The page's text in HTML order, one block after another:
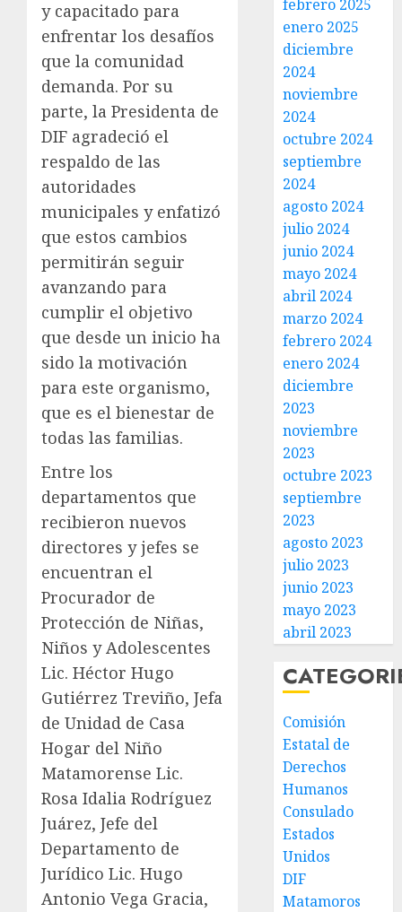
y capacitado para
enfrentar los desafíos
que la comunidad
demanda. Por su
parte, la Presidenta de
DIF agradeció el
respaldo de las
autoridades
municipales y enfatizó
que estos cambios
permitirán seguir
avanzando para
cumplir el objetivo
que desde un inicio ha
sido la motivación
para este organismo,
que es el bienestar de
todas las familias.
Entre los
departamentos que
recibieron nuevos
directores y jefes se
encuentran el
Procurador de
Protección de Niñas,
Niños y Adolescentes
Lic. Héctor Hugo
Gutiérrez Treviño, Jefa
de Unidad de Casa
Hogar del Niño
Matamorense Lic.
Rosa Idalia Rodríguez
Juárez, Jefe del
Departamento de
Jurídico Lic. Hugo
Antonio Vega Gracia,
febrero 2025
enero 2025
diciembre
2024
noviembre
2024
octubre 2024
septiembre
2024
agosto 2024
julio 2024
junio 2024
mayo 2024
abril 2024
marzo 2024
febrero 2024
enero 2024
diciembre
2023
noviembre
2023
octubre 2023
septiembre
2023
agosto 2023
julio 2023
junio 2023
mayo 2023
abril 2023
Comisión
Estatal de
Derechos
Humanos
Consulado
Estados
Unidos
DIF
Matamoros